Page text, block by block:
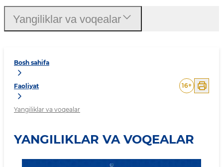
Bosh sahifa
Faoliyat
Yangiliklar va voqealar
16+
YANGILIKLAR VA VOQEALAR
Yangiliklar va voqealar